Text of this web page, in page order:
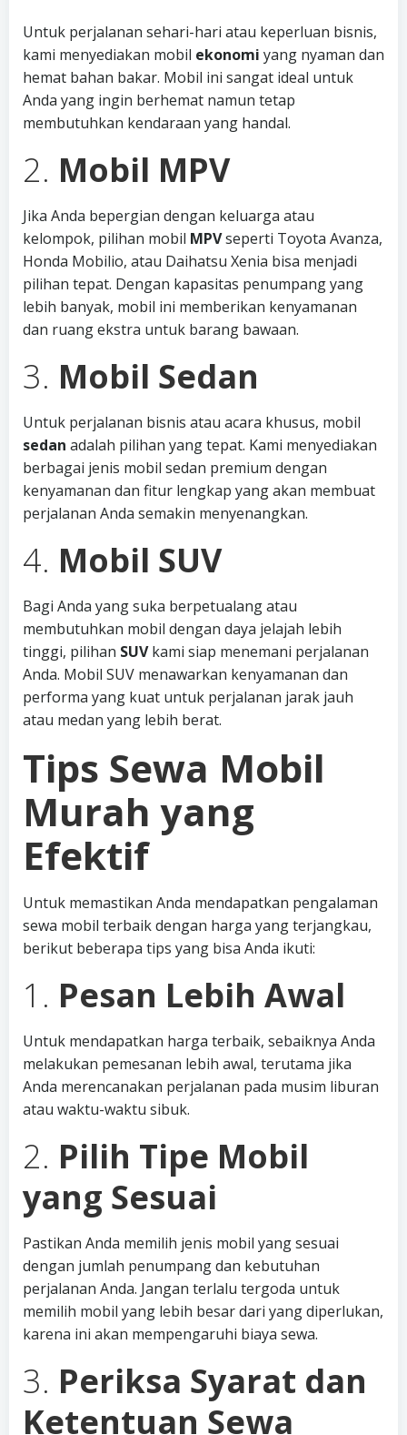
Untuk perjalanan sehari-hari atau keperluan bisnis,
kami menyediakan mobil ekonomi yang nyaman dan
hemat bahan bakar. Mobil ini sangat ideal untuk
Anda yang ingin berhemat namun tetap
membutuhkan kendaraan yang handal.
2. Mobil MPV
Jika Anda bepergian dengan keluarga atau
kelompok, pilihan mobil MPVseperti Toyota Avanza,
Honda Mobilio, atau Daihatsu Xenia bisa menjadi
pilihan tepat. Dengan kapasitas penumpang yang
lebih banyak, mobil ini memberikan kenyamanan
dan ruang ekstra untuk barang bawaan.
3. Mobil Sedan
Untuk perjalanan bisnis atau acara khusus, mobil
sedan adalah pilihan yang tepat. Kami menyediakan
berbagai jenis mobil sedan premium dengan
kenyamanan dan fitur lengkap yang akan membuat
perjalanan Anda semakin menyenangkan.
4. Mobil SUV
Bagi Anda yang suka berpetualang atau
membutuhkan mobil dengan daya jelajah lebih
tinggi, pilihan SUVkami siap menemani perjalanan
Anda. Mobil SUV menawarkan kenyamanan dan
performa yang kuat untuk perjalanan jarak jauh
atau medan yang lebih berat.
Tips Sewa Mobil
Murah yang
Efektif
Untuk memastikan Anda mendapatkan pengalaman
sewa mobil terbaik dengan harga yang terjangkau,
berikut beberapa tips yang bisa Anda ikuti:
1. Pesan Lebih Awal
Untuk mendapatkan harga terbaik, sebaiknya Anda
melakukan pemesanan lebih awal, terutama jika
Anda merencanakan perjalanan pada musim liburan
atau waktu-waktu sibuk.
2. Pilih Tipe Mobil
yang Sesuai
Pastikan Anda memilih jenis mobil yang sesuai
dengan jumlah penumpang dan kebutuhan
perjalanan Anda. Jangan terlalu tergoda untuk
memilih mobil yang lebih besar dari yang diperlukan,
karena ini akan mempengaruhi biaya sewa.
3. Periksa Syarat dan
Ketentuan Sewa